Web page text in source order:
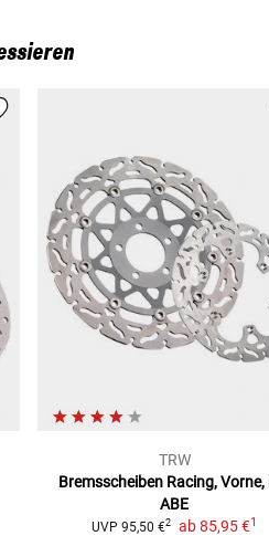
TRW
Bremsscheiben Racing, Vorne,
ABE
UVP 95,50 €2 ab 85,95 €1